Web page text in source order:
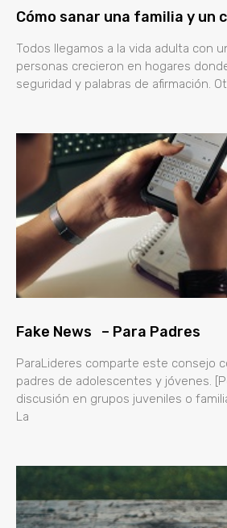
Cómo sanar una familia y un
Todos llegamos a la vida adulta con
personas crecieron en hogares
seguridad y palabras de afirmación.
Fake News – Para Padres
ParaLideres comparte este consejo
padres de adolescentes y jóvenes.
discusión en grupos juveniles o
La